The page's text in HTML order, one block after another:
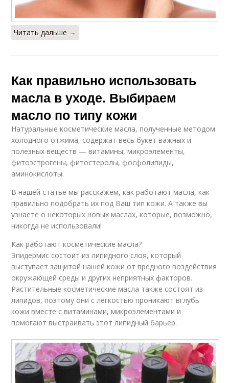
Читать дальше →
Как правильно использовать
масла в уходе. Выбираем
масло по типу кожи
Натуральные косметические масла, полученные методом
холодного отжима, содержат весь букет важных и
полезных веществ — витамины, микроэлементы,
фитоэстрогены, фитостеролы, фосфолипиды,
аминокислоты.
В нашей статье мы расскажем, как работают масла, как
правильно подобрать их под Ваш тип кожи. А также вы
узнаете о некоторых новых маслах, которые, возможно,
никогда не использовали!
Как работают косметические масла?
Эпидермис состоит из липидного слоя, который
выступает защитой нашей кожи от вредного воздействия
окружающей среды и других неприятных факторов.
Растительные косметические масла также состоят из
липидов, поэтому они с легкостью проникают вглубь
кожи вместе с витаминами, микроэлементами и
помогают выстраивать этот липидный барьер.